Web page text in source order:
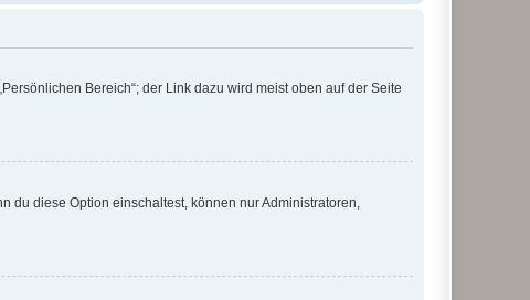
Bereich“; der Link dazu wird meist oben auf der Seite
du diese Option einschaltest, können nur Administratoren,